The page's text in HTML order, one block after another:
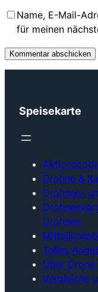
Name, E-Mail-
für meinen
Speisekarte
Drohne &
Drohnen-
Drohnen
Tolles
Über Drone
Vergleiche